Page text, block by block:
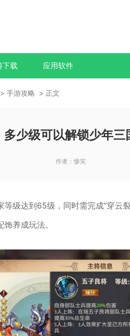
下载 应用软件
手游攻略 正文
多少级可以解锁少年
作者： 惨笑
等级达到65级，同时需完成“穿云
养成玩法。